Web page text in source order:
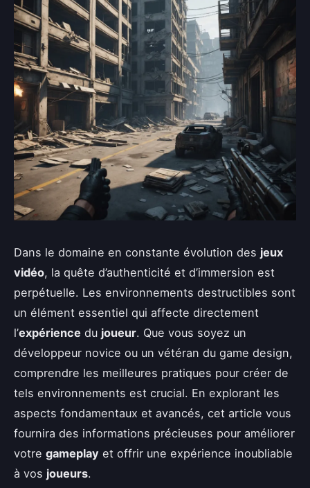
Dans le domaine en constante évolution des jeux
vidéo, la quête d’authenticité et d’immersion est
perpétuelle. Les environnements destructibles sont
un élément essentiel qui affecte directement
l’expérience du joueur. Que vous soyez un
développeur novice ou un vétéran du game design,
comprendre les meilleures pratiques pour créer de
tels environnements est crucial. En explorant les
aspects fondamentaux et avancés, cet article vous
fournira des informations précieuses pour améliorer
votre gameplay et offrir une expérience inoubliable
à vos joueurs.